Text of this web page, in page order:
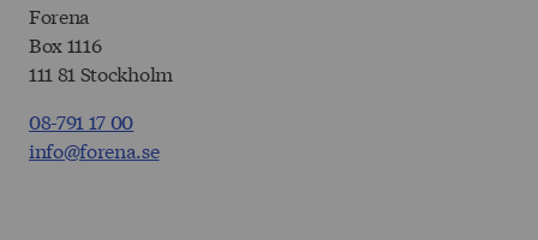
Forena
Box 1116
111 81 Stockholm
08-791 17 00
info@forena.se